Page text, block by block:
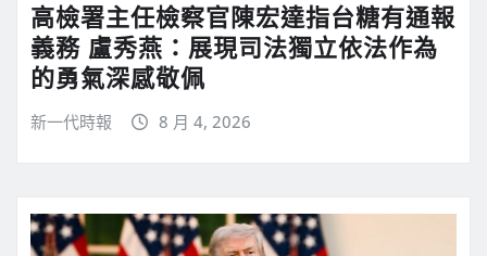
高檢署主任檢察官陳宏達指台糖有通報
義務 盧秀燕：展現司法獨立依法作為
的勇氣深感敬佩
新一代時報 8 月 4, 2026